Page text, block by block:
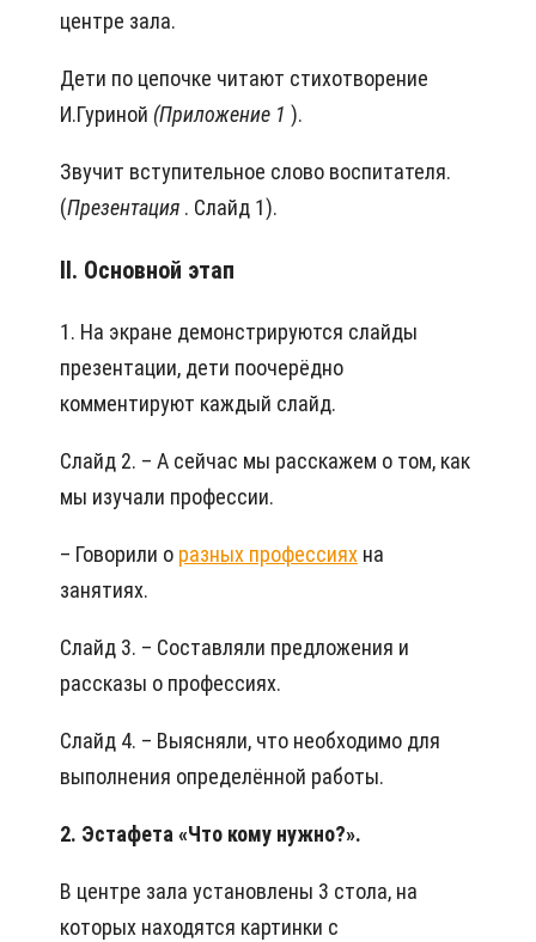
центре зала.
Дети по цепочке читают стихотворение
И.Гуриной (Приложение 1 ).
Звучит вступительное слово воспитателя.
(Презентация . Слайд 1).
II. Основной этап
1. На экране демонстрируются слайды
презентации, дети поочерёдно
комментируют каждый слайд.
Слайд 2. – А сейчас мы расскажем о том, как
мы изучали профессии.
– Говорили о разных профессиях на
занятиях.
Слайд 3. – Составляли предложения и
рассказы о профессиях.
Слайд 4. – Выясняли, что необходимо для
выполнения определённой работы.
2. Эстафета «Что кому нужно?».
В центре зала установлены 3 стола, на
которых находятся картинки с